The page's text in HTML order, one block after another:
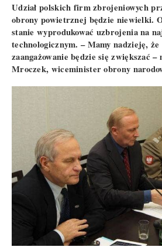
Udział polskich firm zbrojeniowych
obrony powietrznej będzie niewielki.
stanie wyprodukować uzbrojenia na
technologicznym. – Mamy nadzieję, że
zaangażowanie będzie się zwiększać –
Mroczek, wiceminister obrony